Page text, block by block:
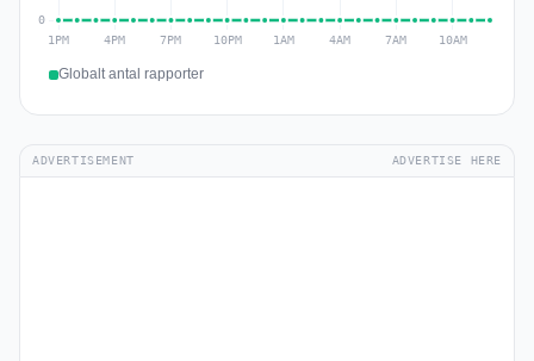
Globalt antal rapporter
ADVERTISEMENT ADVERTISE HERE